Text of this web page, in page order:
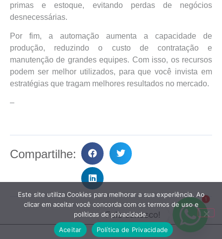
primas e estoque, evitando perdas de negócios
desnecessárias.
Por fim, a automação aumenta a capacidade de
produção, reduzindo o custo de contratação e
manutenção de grandes equipes. Com isso, os recursos
podem ser melhor utilizados, para que você invista em
estratégias que tragam melhores resultados no mercado.
–
Compartilhe:
Este site utiliza Cookies para melhorar a sua experiência. Ao
clicar em aceitar você concorda com os termos de uso e
políticas de privacidade.
Aceitar
Política de Privacidade
1
Fale conosco!